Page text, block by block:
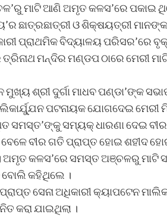
ମାଟି ଆଣି ଅମୃତ କଳସ’ରେ ପକାଇ
ଛାତ୍ରଛାତ୍ରୀ ଓ ଶିକ୍ଷୟତ୍ରୀ
ପ୍ରାଥମିକ ବିଦ୍ୟାଳୟ ପରିସର’ରେ
ମନ୍ଦିର ମଣ୍ଡପ ଠାରେ ମେରୀ
ଶ୍ରୀ ଦୁର୍ଗା ମାଧବ ପଣ୍ଡା’ଙ୍କ
ପଟନାୟକ ଯୋଗଦେଇ ମେରୀ
ସମସ୍ତ’ଙ୍କୁ ସମ୍ୟକ୍ ଧାରଣା ଦେଇ
ବେଳେ ବୀର ଗତି ପ୍ରାପ୍ତ ହୋଇ ଶହୀଦ
କଳସ’ରେ ସମସ୍ତ ଅଞ୍ଚଳରୁ ମାଟି
ବୋଲି କହିଥିଲେ ।
ସେନା ଅଧିକାରୀ କ୍ୟାପଟେନ
କରା ଯାଇଥିଲା ।